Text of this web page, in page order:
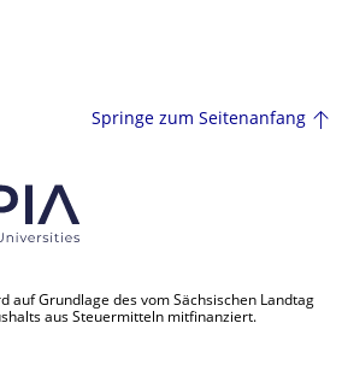
Springe zum Seitenanfang
auf Grundlage des vom Sächsischen Landtag
aus Steuermitteln mitfinanziert.